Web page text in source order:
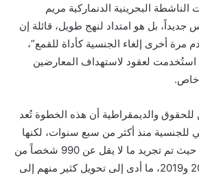
البحرينية الدنماركية مريم
بل هو امتداد لنهج طويل، قائلة إن
مرة أخرى إلغاء الجنسية كأداة للقمع”،
لعقود لاستهداف المعارضين
خاص.
والديمقراطية أن هذه الخطوة تُعد
منذ أكثر من سبع سنوات، لكنها
تأتي ضمن سياق أوسع، حيث تم تجريد ما لا يقل عن 990 شخصاً من
جنسيتهم بين عامي 2012 و2019، ما أدى إلى تحويل كثير منهم إلى